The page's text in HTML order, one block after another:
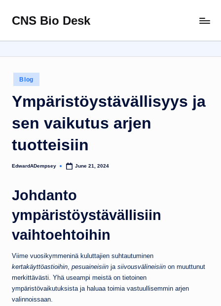
Skip
content
CNS Bio Desk
Life
Story
Posted
in
Blog
Ympäristöystävällisyys ja
sen vaikutus arjen
tuotteisiin
Posted
EdwardADempsey June 21, 2024
Johdanto
ympäristöystävällisiin
vaihtoehtoihin
Viime vuosikymmeninä kuluttajien suhtautuminen
kertakäyttöastioihin, pesuaineisiin ja siivousvälineisiin on muuttunut
merkittävästi. Yhä useampi meistä on tietoinen
ympäristövaikutuksista ja haluaa toimia vastuullisemmin arjen
valinnoissaan.